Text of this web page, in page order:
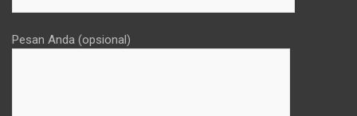
Pesan Anda (opsional)